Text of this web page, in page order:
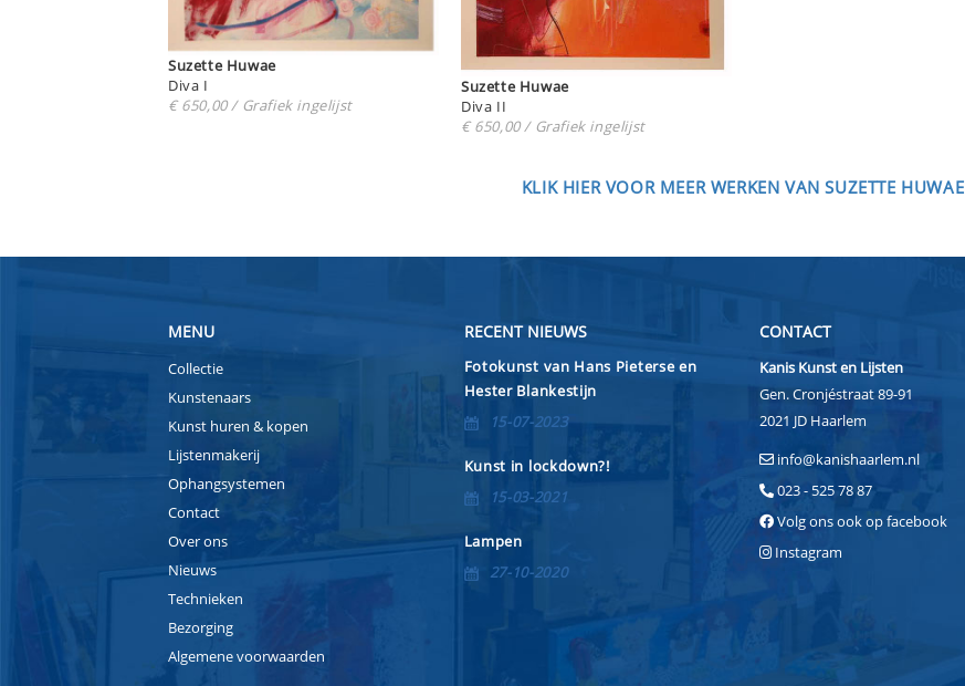
Suzette Huwae
Diva I
€ 650,00 / Grafiek ingelijst
Suzette Huwae
Diva II
€ 650,00 / Grafiek ingelijst
KLIK HIER VOOR MEER WERKEN VAN SUZETTE HUWAE
MENU
Collectie
Kunstenaars
Kunst huren & kopen
Lijstenmakerij
Ophangsystemen
Contact
Over ons
Nieuws
Technieken
Bezorging
Algemene voorwaarden
RECENT NIEUWS
Fotokunst van Hans Pieterse en
Hester Blankestijn
15-07-2023
Kunst in lockdown?!
15-03-2021
Lampen
27-10-2020
CONTACT
Kanis Kunst en Lijsten
Gen. Cronjéstraat 89-91
2021 JD Haarlem
info@kanishaarlem.nl
023 - 525 78 87
Volg ons ook op facebook
Instagram